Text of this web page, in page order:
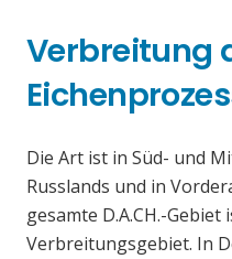
Verbreitung
Die Art ist in Süd- und
Russlands und in
gesamte D.A.CH.-Gebiet
Verbreitungsgebiet. In